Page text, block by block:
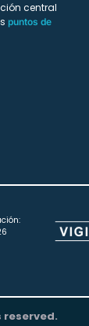
central
puntos de
reserved.